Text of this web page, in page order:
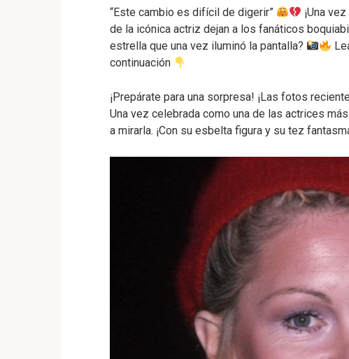
“Este cambio es difícil de digerir”
¡Una
de la icónica actriz dejan a los fanáticos
estrella que una vez iluminó la pantalla?
continuación
¡Prepárate para una sorpresa! ¡Las fotos
Una vez celebrada como una de las actrices
a mirarla. ¡Con su esbelta figura y su tez